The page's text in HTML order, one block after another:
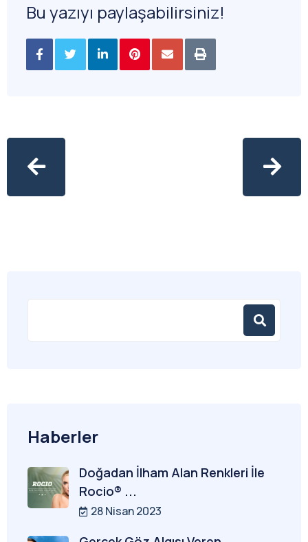
Bu yazıyı paylaşabilirsiniz!
Haberler
Doğadan İlham Alan Renkleri İle
Rocio® ...
28 Nisan 2023